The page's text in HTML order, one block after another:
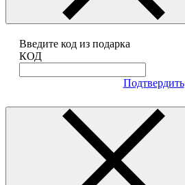
Введите код из подарка
КОД
Подтвердить